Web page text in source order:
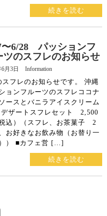
続きを読む
〜6/28 パッションフ
ツのスフレのお知らせ
月3日 Information
スフレのお知らせです。 沖縄
ョンフルーツのスフレココナ
ースとバニラアイスクリーム
ザートスフレセット 2,500
込）（スフレ、お茶菓子 2
お好きなお飲み物（お替り一
） ■カフェ営 […]
続きを読む